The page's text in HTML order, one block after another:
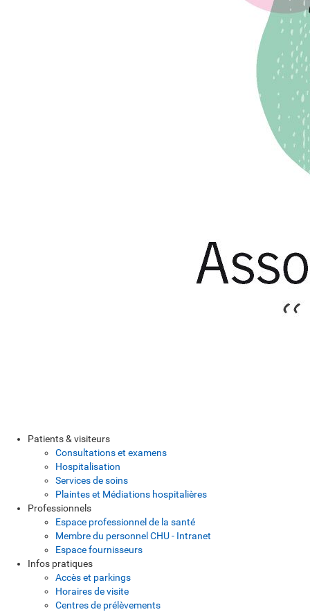
Patients & visiteurs
Consultations et examens
Hospitalisation
Services de soins
Plaintes et Médiations hospitalières
Professionnels
Espace professionnel de la santé
Membre du personnel CHU - Intranet
Espace fournisseurs
Infos pratiques
Accès et parkings
Horaires de visite
Centres de prélèvements